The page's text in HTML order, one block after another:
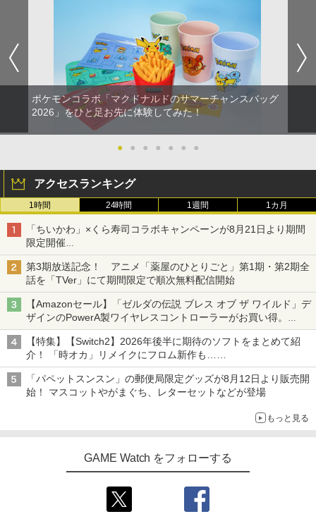
ポケモンコラボ「マクドナルドのサマーチャンスバッグ
2026」をひと足お先に体験してみた！
● ● ● ● ● ● ●
アクセスランキング
1時間 24時間 1週間 1カ月
「ちいかわ」×くら寿司コラボキャンペーンが8月21日より期間
限定開催
オリジナルの湯呑みや寿司皿が景品に登場！
第3期放送記念！ アニメ「薬屋のひとりごと」第1期・第2期全
話を「TVer」にて期間限定で順次無料配信開始
【Amazonセール】「ゼルダの伝説 ブレス オブ ザ ワイルド」デ
ザインのPowerA製ワイヤレスコントローラーがお買い得。
Switch2でも使用可能
【特集】【Switch2】2026年後半に期待のソフトをまとめて紹
介！ 「時オカ」リメイクにフロム新作も……
「パペットスンスン」の郵便局限定グッズが8月12日より販売開
始！ マスコットやがまぐち、レターセットなどが登場
もっと見る
GAME Watch をフォローする